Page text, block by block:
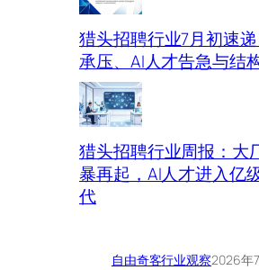
猎头招聘行业7月初速
承压、AI人才告急与结
猎头招聘行业周报：大
暴再起，AI人才进入亿
代
自由奇客行业观察2026年